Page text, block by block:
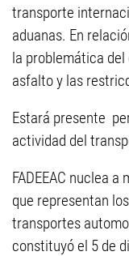
transporte
aduanas. En
la problemática
asfalto y las
Estará presente
actividad del
FADEEAC nuclea
que representan
transportes
constituyó el 5 de